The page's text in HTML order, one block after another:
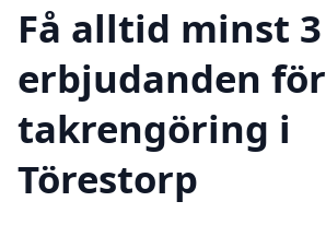
Få alltid minst 3
erbjudanden för
takrengöring i
Törestorp